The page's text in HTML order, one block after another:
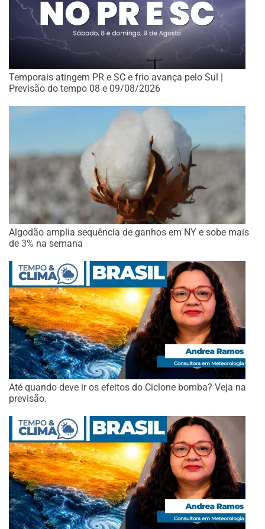
Temporais atingem PR e SC e frio avança pelo Sul |
Previsão do tempo 08 e 09/08/2026
Algodão amplia sequência de ganhos em NY e sobe mais
de 3% na semana
Até quando deve ir os efeitos do Ciclone bomba? Veja na
previsão.